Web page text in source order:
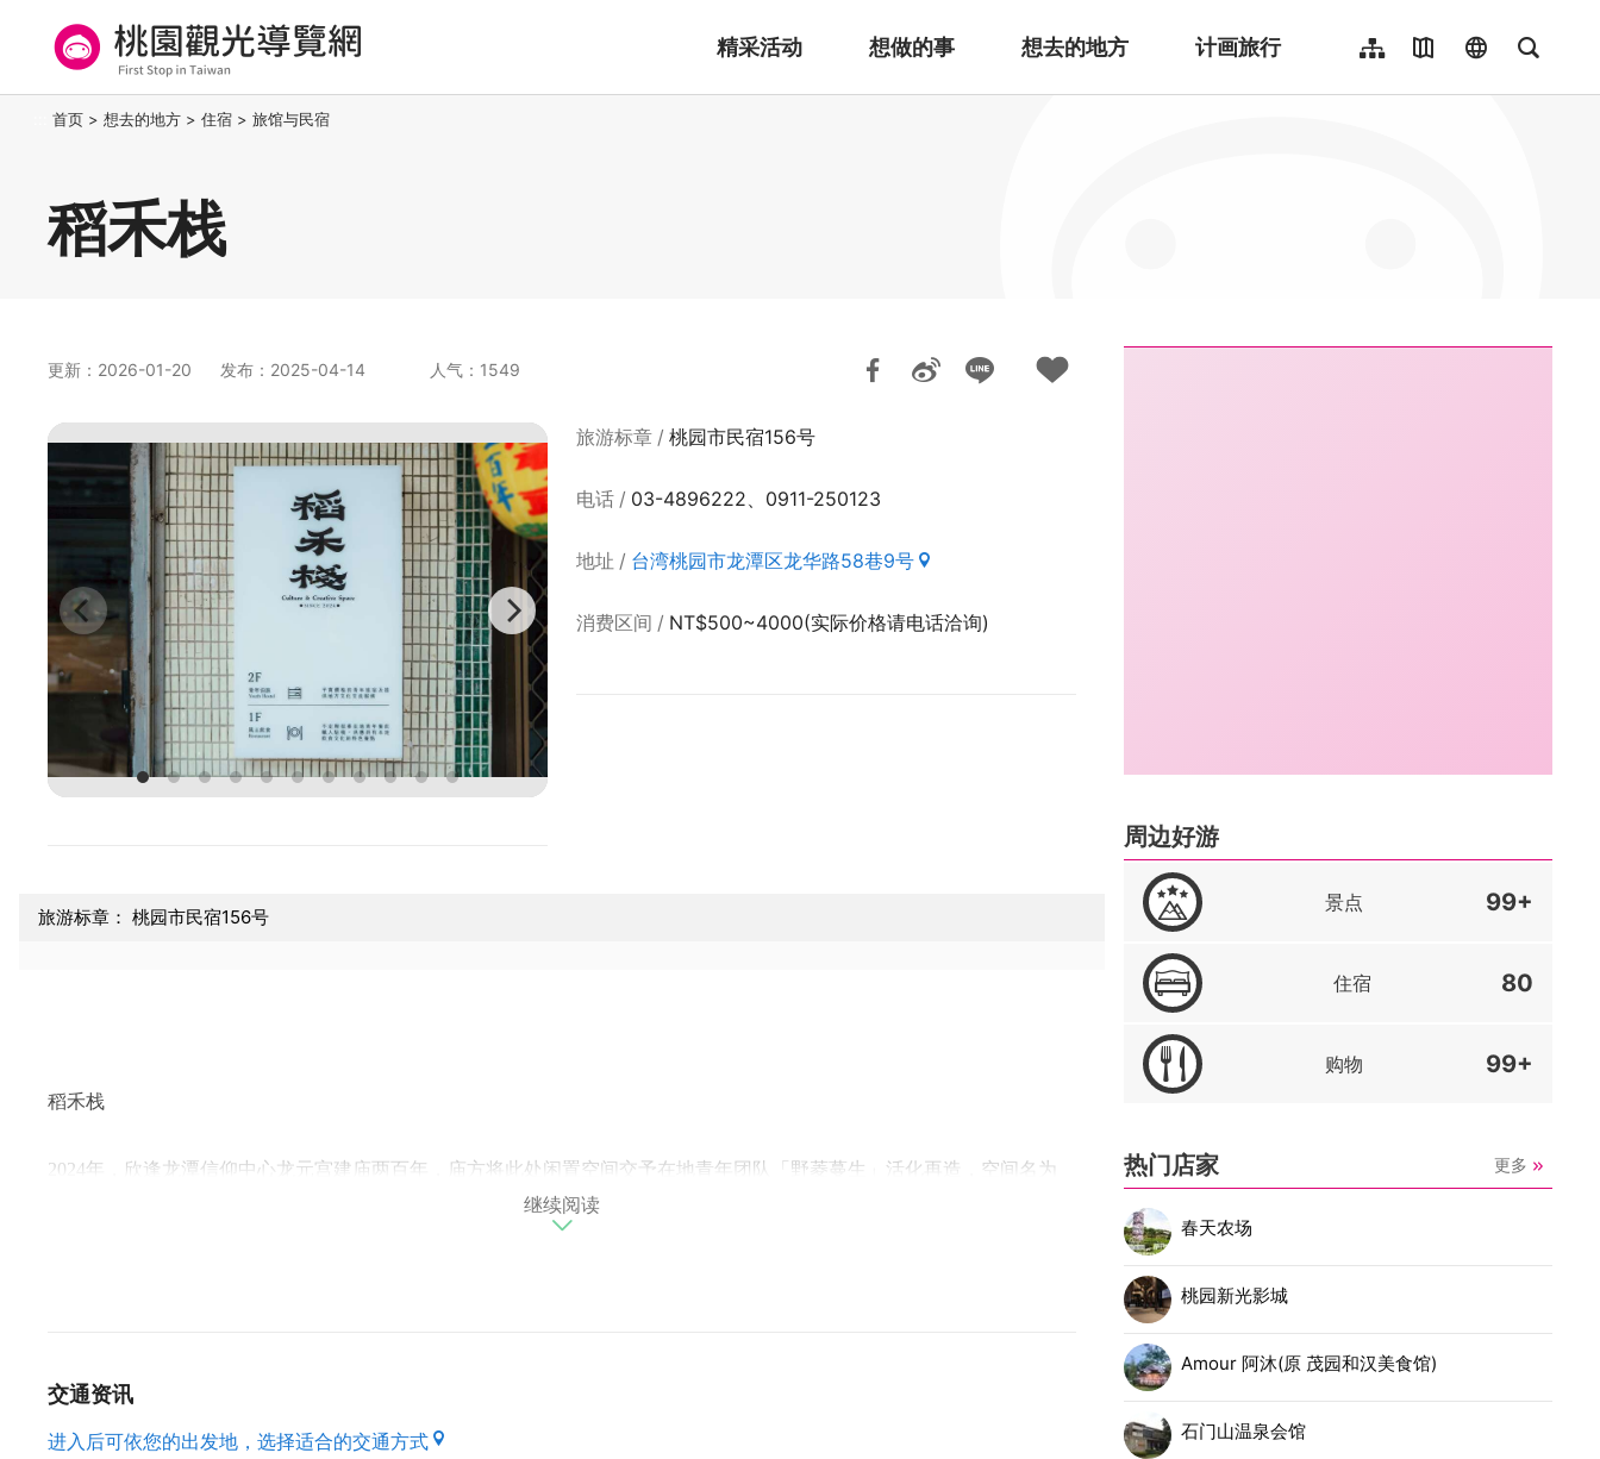
要
桃园观光导览网
精采活动 想做的事 想去的地方 计画旅行
网站导览地图导览language全文检
首页 > 想去的地方 > 住宿 > 旅馆与民宿
稻禾栈
更新：2026-01-20 发布：2025-04-14 人气：1549
旅游标章 桃园市民宿156号
电话 03-4896222、0911-250123
地址 台湾桃园市龙潭区龙华路58巷9号
消费区间 NT$500~4000(实际价格请电话洽询)
旅游标章： 桃园市民宿156号
稻禾栈
2024年，欣逢龙潭信仰中心龙元宫建庙两百年，庙方将此处闲置空间交予在地青年团队「野菱蔓生」活化再造，空间名为
「稻禾栈」，呼应龙元宫主祀神农大帝(五谷爷)，期待让巷弄一隅，重拾生活的温度与时气的节奏，悄悄长出与土地同行的
我们是「丘咖哩
在市场里的一条小巷，没有招牌 没有广告，
继续阅读
交通资讯
进入后可依您的出发地，选择适合的交通方式
:::
周边好游
景点 99+
住宿 80
购物 99+
热门店家 更多
春天农场
桃园新光影城
Amour 阿沐(原 茂园和汉美食馆)
石门山温泉会馆